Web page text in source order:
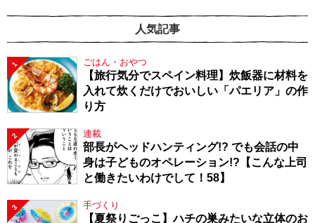
人気記事
1 ごはん・おやつ
【旅行気分でスペイン料理】炊飯器に材料を
入れて炊くだけでおいしい「パエリア」の作
り方
2 連載
部長がヘッドハンティング!? でも会話の中
身は子どものオペレーション!?【こんな上司
と働きたいわけでして！58】
3 手づくり
【夏祭りごっこ】ハチの巣みたいな立体のお